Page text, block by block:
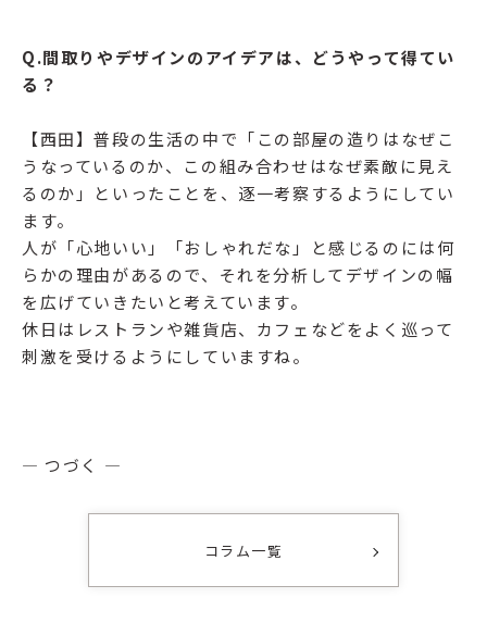
Q.間取りやデザインのアイデアは、どうやって得てい
る？
【西田】普段の生活の中で「この部屋の造りはなぜこ
うなっているのか、この組み合わせはなぜ素敵に見え
るのか」といったことを、逐一考察するようにしてい
ます。
人が「心地いい」「おしゃれだな」と感じるのには何
らかの理由があるので、それを分析してデザインの幅
を広げていきたいと考えています。
休日はレストランや雑貨店、カフェなどをよく巡って
刺激を受けるようにしていますね。
― つづく ―
コラム一覧